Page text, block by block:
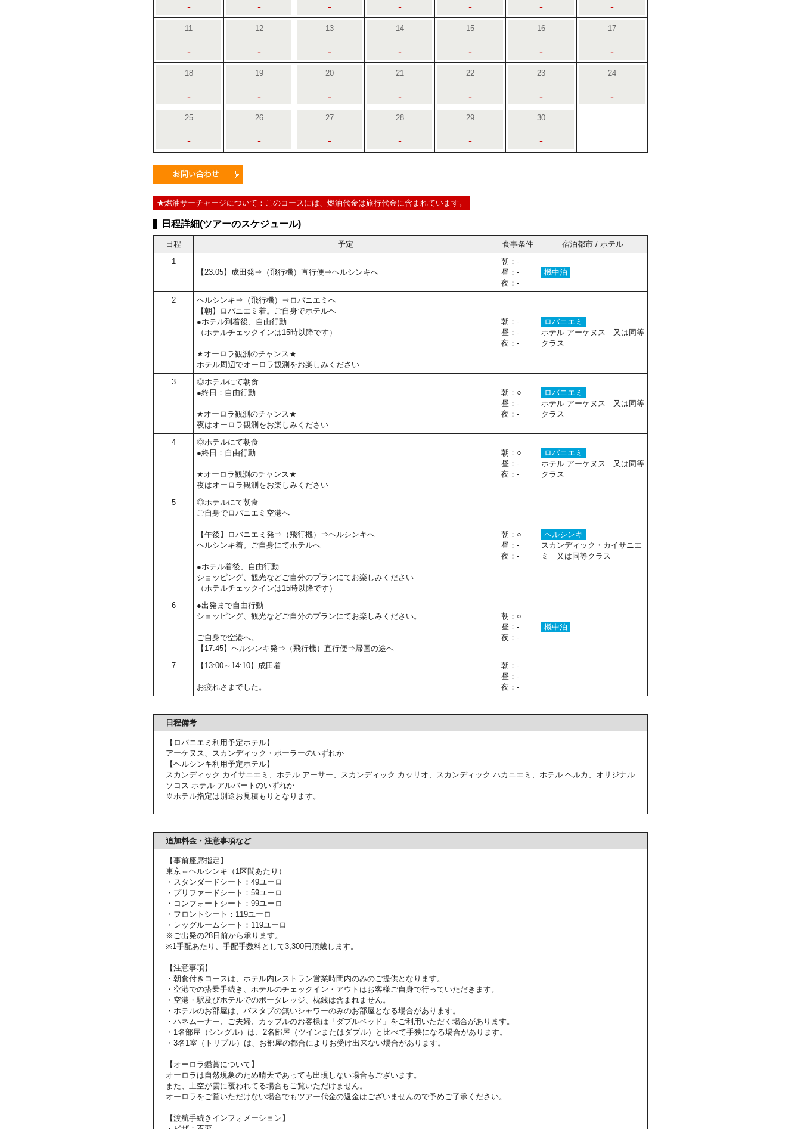
- - - - - - -
11
-
12
-
13
-
14
-
15
-
16
-
17
-
18
-
19
-
20
-
21
-
22
-
23
-
24
-
25
-
26
-
27
-
28
-
29
-
30
-
★燃油サーチャージについて：このコースには、燃油代金は旅行代金に含まれています。
日程詳細(ツアーのスケジュール)
日程 予定 食事条件
宿泊都市 / ホテル
1
【23:05】成田発⇒（飛行機）直行便⇒ヘルシンキへ
朝：-
昼：-
夜：-
機中泊
2
ヘルシンキ⇒（飛行機）⇒ロバニエミへ
【朝】ロバニエミ着。ご自身でホテルヘ
●ホテル到着後、自由行動
（ホテルチェックインは15時以降です）
★オーロラ観測のチャンス★
ホテル周辺でオーロラ観測をお楽しみください
朝：-
昼：-
夜：-
ロバニエミ
ホテル アーケヌス 又は同等
クラス
3
◎ホテルにて朝食
●終日：自由行動
★オーロラ観測のチャンス★
夜はオーロラ観測をお楽しみください
朝：○
昼：-
夜：-
ロバニエミ
ホテル アーケヌス 又は同等
クラス
4
◎ホテルにて朝食
●終日：自由行動
★オーロラ観測のチャンス★
夜はオーロラ観測をお楽しみください
朝：○
昼：-
夜：-
ロバニエミ
ホテル アーケヌス 又は同等
クラス
5
◎ホテルにて朝食
ご自身でロバニエミ空港へ
【午後】ロバニエミ発⇒（飛行機）⇒ヘルシンキへ
ヘルシンキ着。ご自身にてホテルへ
●ホテル着後、自由行動
ショッピング、観光などご自分のプランにてお楽しみください
（ホテルチェックインは15時以降です）
朝：○
昼：-
夜：-
ヘルシンキ
スカンディック・カイサニエ
ミ 又は同等クラス
6
●出発まで自由行動
ショッピング、観光などご自分のプランにてお楽しみください。
ご自身で空港へ。
【17:45】ヘルシンキ発⇒（飛行機）直行便⇒帰国の途へ
朝：○
昼：-
夜：-
機中泊
7 【13:00～14:10】成田着
お疲れさまでした。
朝：-
昼：-
夜：-
日程備考
【ロバニエミ利用予定ホテル】
アーケヌス、スカンディック・ポーラーのいずれか
【ヘルシンキ利用予定ホテル】
スカンディック カイサニエミ、ホテル アーサー、スカンディック カッリオ、スカンディック ハカニエミ、ホテル ヘルカ、オリジナル
ソコス ホテル アルバートのいずれか
※ホテル指定は別途お見積もりとなります。
追加料金・注意事項など
【事前座席指定】
東京⇔ヘルシンキ（1区間あたり）
・スタンダードシート：49ユーロ
・プリファードシート：59ユーロ
・コンフォートシート：99ユーロ
・フロントシート：119ユーロ
・レッグルームシート：119ユーロ
※ご出発の28日前から承ります。
※1手配あたり、手配手数料として3,300円頂戴します。
【注意事項】
・朝食付きコースは、ホテル内レストラン営業時間内のみのご提供となります。
・空港での搭乗手続き、ホテルのチェックイン・アウトはお客様ご自身で行っていただきます。
・空港・駅及びホテルでのポータレッジ、枕銭は含まれません。
・ホテルのお部屋は、バスタブの無いシャワーのみのお部屋となる場合があります。
・ハネムーナー、ご夫婦、カップルのお客様は「ダブルベッド」をご利用いただく場合があります。
・1名部屋（シングル）は、2名部屋（ツインまたはダブル）と比べて手狭になる場合があります。
・3名1室（トリプル）は、お部屋の都合によりお受け出来ない場合があります。
【オーロラ鑑賞について】
オーロラは自然現象のため晴天であっても出現しない場合もございます。
また、上空が雲に覆われてる場合もご覧いただけません。
オーロラをご覧いただけない場合でもツアー代金の返金はございませんので予めご了承ください。
【渡航手続きインフォメーション】